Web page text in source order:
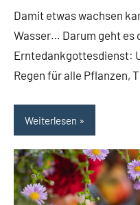
2024
Damit etwas wachsen
Wasser… Darum geht es
Erntedankgottesdienst:
Regen für alle Pflanzen,
Weiterlesen